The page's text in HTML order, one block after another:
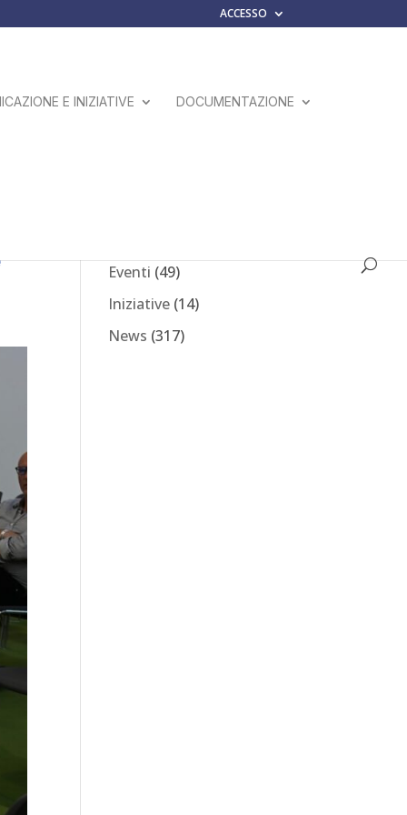
ACCESSO
E INIZIATIVE DOCUMENTAZIONE
Eventi (49)
Iniziative (14)
News (317)